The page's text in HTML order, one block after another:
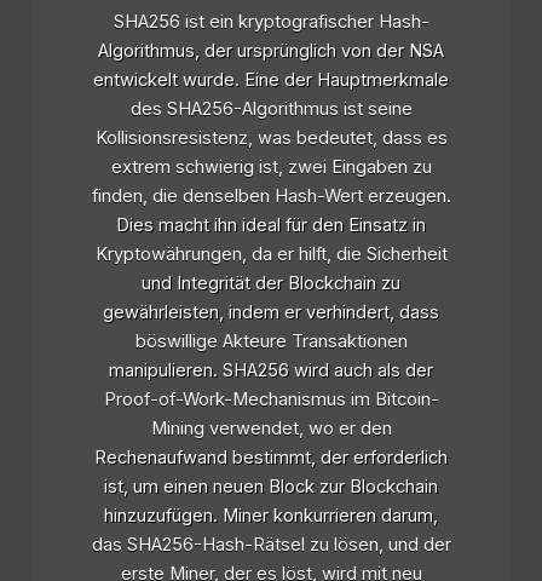
SHA256 ist ein kryptografischer Hash-
Algorithmus, der ursprünglich von der NSA
entwickelt wurde. Eine der Hauptmerkmale
des SHA256-Algorithmus ist seine
Kollisionsresistenz, was bedeutet, dass es
extrem schwierig ist, zwei Eingaben zu
finden, die denselben Hash-Wert erzeugen.
Dies macht ihn ideal für den Einsatz in
Kryptowährungen, da er hilft, die Sicherheit
und Integrität der Blockchain zu
gewährleisten, indem er verhindert, dass
böswillige Akteure Transaktionen
manipulieren. SHA256 wird auch als der
Proof-of-Work-Mechanismus im Bitcoin-
Mining verwendet, wo er den
Rechenaufwand bestimmt, der erforderlich
ist, um einen neuen Block zur Blockchain
hinzuzufügen. Miner konkurrieren darum,
das SHA256-Hash-Rätsel zu lösen, und der
erste Miner, der es löst, wird mit neu